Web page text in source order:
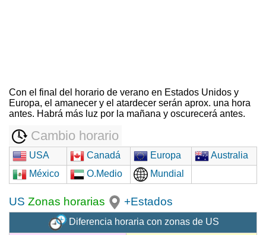
Con el final del horario de verano en Estados Unidos y
Europa, el amanecer y el atardecer serán aprox. una hora
antes. Habrá más luz por la mañana y oscurecerá antes.
Cambio horario
USA Canadá Europa
Australia
México
O.Medio Mundial
US Zonas horarias +Estados
Diferencia horaria con zonas de US